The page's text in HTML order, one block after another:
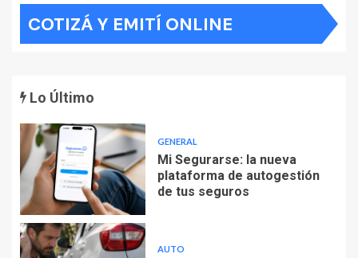
COTIZÁ Y EMITÍ ONLINE
Lo Último
GENERAL
Mi Segurarse: la nueva
plataforma de autogestión
de tus seguros
AUTO